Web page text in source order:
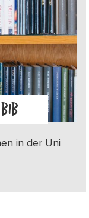
in der Uni